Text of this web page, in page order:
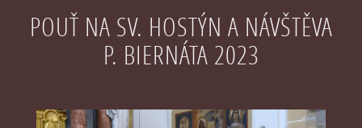
POUŤ NA SV. HOSTÝN A NÁVŠTĚVA
P. BIERNÁTA 2023